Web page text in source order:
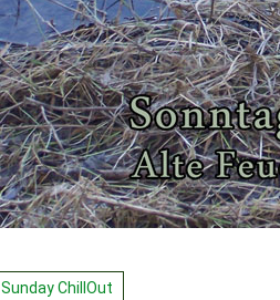
Sunday ChillOut